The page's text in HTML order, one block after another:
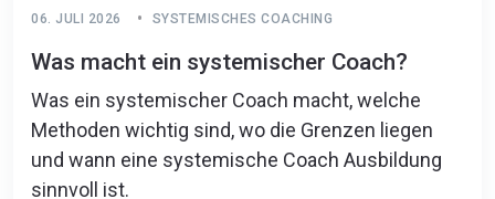
06. JULI 2026 SYSTEMISCHES COACHING
Was macht ein systemischer Coach?
Was ein systemischer Coach macht, welche
Methoden wichtig sind, wo die Grenzen liegen
und wann eine systemische Coach Ausbildung
sinnvoll ist.